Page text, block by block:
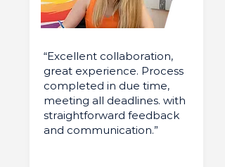
“Excellent collaboration,
great experience. Process
completed in due time,
meeting all deadlines. with
straightforward feedback
and communication.”